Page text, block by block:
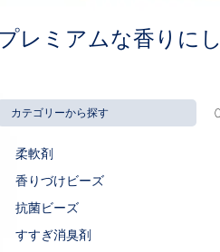
プレミアムな香りに
カテゴリーから探す
柔軟剤
香りづけビーズ
抗菌ビーズ
すすぎ消臭剤